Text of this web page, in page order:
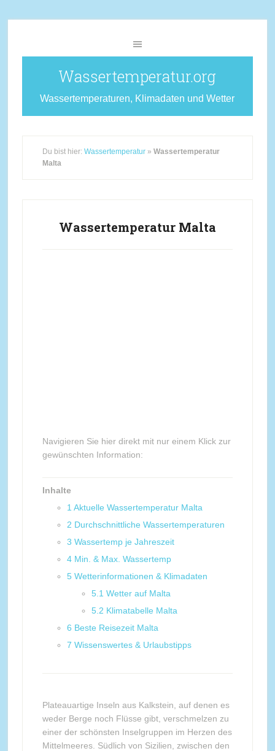
Wassertemperatur.org
Wassertemperaturen, Klimadaten und Wetter
Du bist hier: Wassertemperatur» Wassertemperatur
Malta
Wassertemperatur Malta
Navigieren Sie hier direkt mit nur einem Klick zur
gewünschten Information:
Inhalte
1 Aktuelle Wassertemperatur Malta
2 Durchschnittliche Wassertemperaturen
3 Wassertemp je Jahreszeit
4 Min. & Max. Wassertemp
5 Wetterinformationen & Klimadaten
5.1 Wetter auf Malta
5.2 Klimatabelle Malta
6 Beste Reisezeit Malta
7 Wissenswertes & Urlaubstipps
Plateauartige Inseln aus Kalkstein, auf denen es
weder Berge noch Flüsse gibt, verschmelzen zu
einer der schönsten Inselgruppen im Herzen des
Mittelmeeres. Südlich von Sizilien, zwischen den